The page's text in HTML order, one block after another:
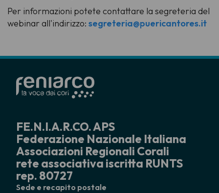
Per informazioni potete contattare la segreteria del
webinar all'indirizzo: segreteria@puericantores.it
FE.N.I.A.R.CO. APS
Federazione Nazionale Italiana
Associazioni Regionali Corali
rete associativa iscritta RUNTS
rep. 80727
Sede e recapito postale